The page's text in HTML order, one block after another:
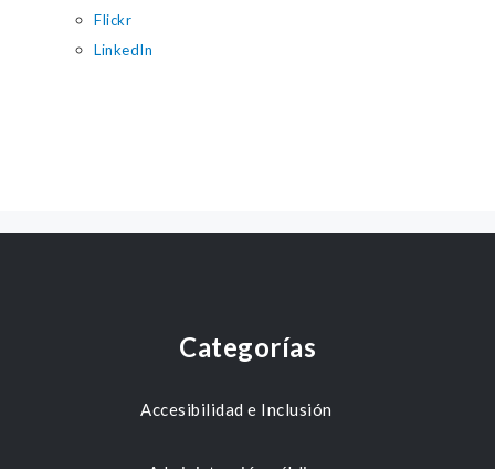
Flickr
LinkedIn
Categorías
Accesibilidad e Inclusión